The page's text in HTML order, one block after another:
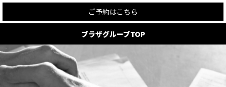
ご予約はこちら
プラザグループTOP